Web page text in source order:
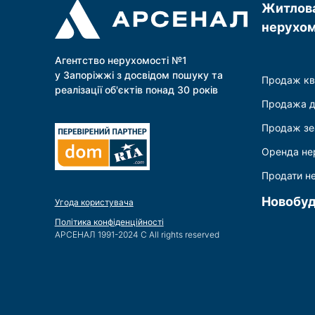
-
- Еко-
*
роботу з
* Клімат
пожежна
*
-
-
-
-
Агентство нерухомості №1
у Запоріжжі з досвідом пошуку та
реалізації об'єктів понад 30 років
Угода користувача
Політика конфіденційності
АРСЕНАЛ 1991-2024 С All rights reserved
Продаж
Продажа
Продаж
Оренда
Продати